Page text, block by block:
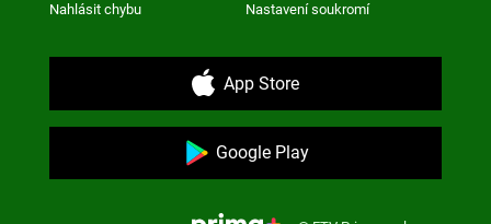
Nahlásit chybu Nastavení soukromí
App Store
Google Play